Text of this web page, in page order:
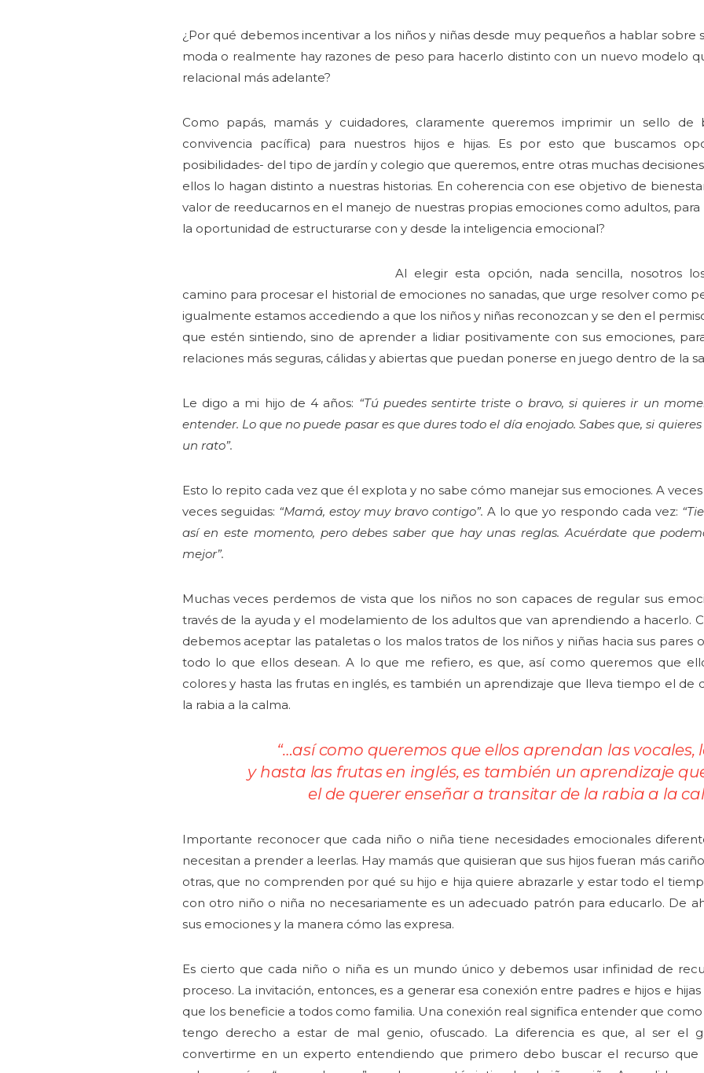
¿Por qué debemos incentivar a los niños y niñas desde muy pequeños a hablar sobre
moda o realmente hay razones de peso para hacerlo distinto con un nuevo modelo
relacional más adelante?
Como papás, mamás y cuidadores, claramente queremos imprimir un sello de
convivencia pacífica) para nuestros hijos e hijas. Es por esto que buscamos
posibilidades- del tipo de jardín y colegio que queremos, entre otras muchas
ellos lo hagan distinto a nuestras historias. En coherencia con ese objetivo de
valor de reeducarnos en el manejo de nuestras propias emociones como adultos, para
la oportunidad de estructurarse con y desde la inteligencia emocional?
Al elegir esta opción, nada sencilla, nosotros
camino para procesar el historial de emociones no sanadas, que urge resolver como
igualmente estamos accediendo a que los niños y niñas reconozcan y se den el
que estén sintiendo, sino de aprender a lidiar positivamente con sus emociones,
relaciones más seguras, cálidas y abiertas que puedan ponerse en juego dentro de la
Le digo a mi hijo de 4 años: “Tú puedes sentirte triste o bravo, si quieres ir un
entender. Lo que no puede pasar es que dures todo el día enojado. Sabes que, si
un rato”.
Esto lo repito cada vez que él explota y no sabe cómo manejar sus emociones. A
veces seguidas: “Mamá, estoy muy bravo contigo”. A lo que yo respondo cada vez:
así en este momento, pero debes saber que hay unas reglas. Acuérdate que
mejor”.
Muchas veces perdemos de vista que los niños no son capaces de regular sus
través de la ayuda y el modelamiento de los adultos que van aprendiendo a hacerlo.
debemos aceptar las pataletas o los malos tratos de los niños y niñas hacia sus pares
todo lo que ellos desean. A lo que me refiero, es que, así como queremos que
colores y hasta las frutas en inglés, es también un aprendizaje que lleva tiempo el de
la rabia a la calma.
“…así como queremos que ellos aprendan las vocales,
y hasta las frutas en inglés,es también un aprendizaje
el de querer enseñar a transitar de la rabia a la
Importante reconocer que cada niño o niña tiene necesidades emocionales
necesitan a prender a leerlas. Hay mamás que quisieran que sus hijos fueran más
otras, que no comprenden por qué su hijo e hija quiere abrazarle y estar todo el
con otro niño o niña no necesariamente es un adecuado patrón para educarlo. De
sus emociones y la manera cómo las expresa.
Es cierto que cada niño o niña es un mundo único y debemos usar infinidad de
proceso. La invitación, entonces, es a generar esa conexión entre padres e hijos e
que los beneficie a todos como familia. Una conexión real significa entender que
tengo derecho a estar de mal genio, ofuscado. La diferencia es que, al ser el
convertirme en un experto entendiendo que primero debo buscar el recurso que